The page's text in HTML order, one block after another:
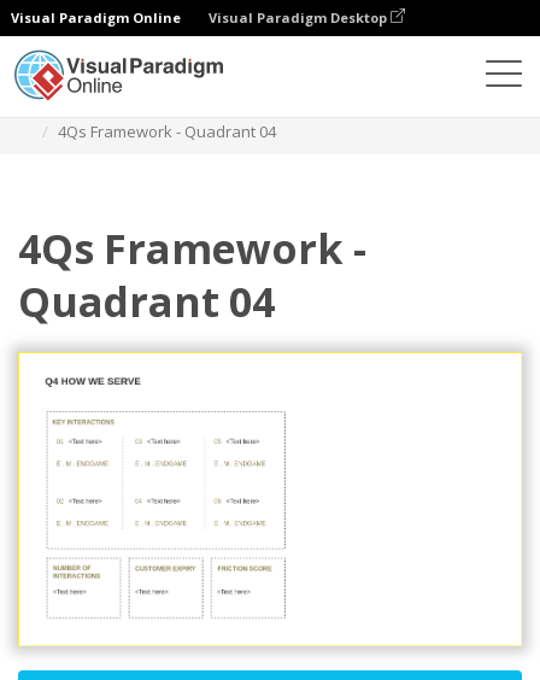
Visual Paradigm Online Visual Paradigm Desktop
4Qs Framework - Quadrant 04
4Qs Framework -
Quadrant 04